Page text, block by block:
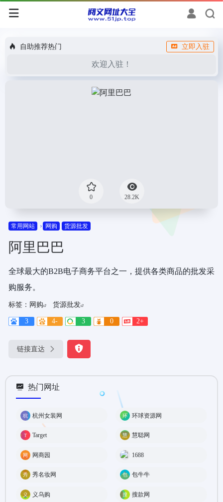
自助推荐热门 立即入驻
欢迎入驻！
0 28.2K
常用网站 网购 货源批发
阿里巴巴
全球最大的B2B电子商务平台之一，提供各类商品的批发采
购服务。
标签： 网购 货源批发
3 4- 3 0 2+
链接直达
热门网址
杭州女装网 环球资源网
Target 慧聪网
网商园 1688
秀名妆网 包牛牛
义乌购 搜款网